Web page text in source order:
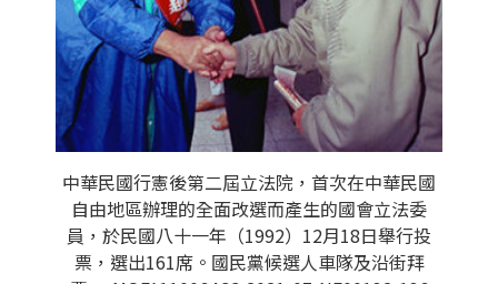
中華民國行憲後第二屆立法院，首次在中華民國
自由地區辦理的全面改選而產生的國會立法委
員，於民國八十一年（1992）12月18日舉行投
票，選出161席。國民黨候選人車隊及沿街拜